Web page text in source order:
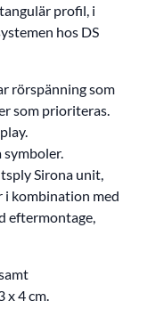
profil, i
hos DS
rörspänning som
som prioriteras.
Sirona unit,
i kombination med
eftermontage,
x 4 cm.